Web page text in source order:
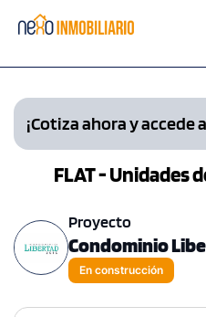
¡Cotiza ahora y
FLAT - Unidades
Proyecto
Condominio
En construcción